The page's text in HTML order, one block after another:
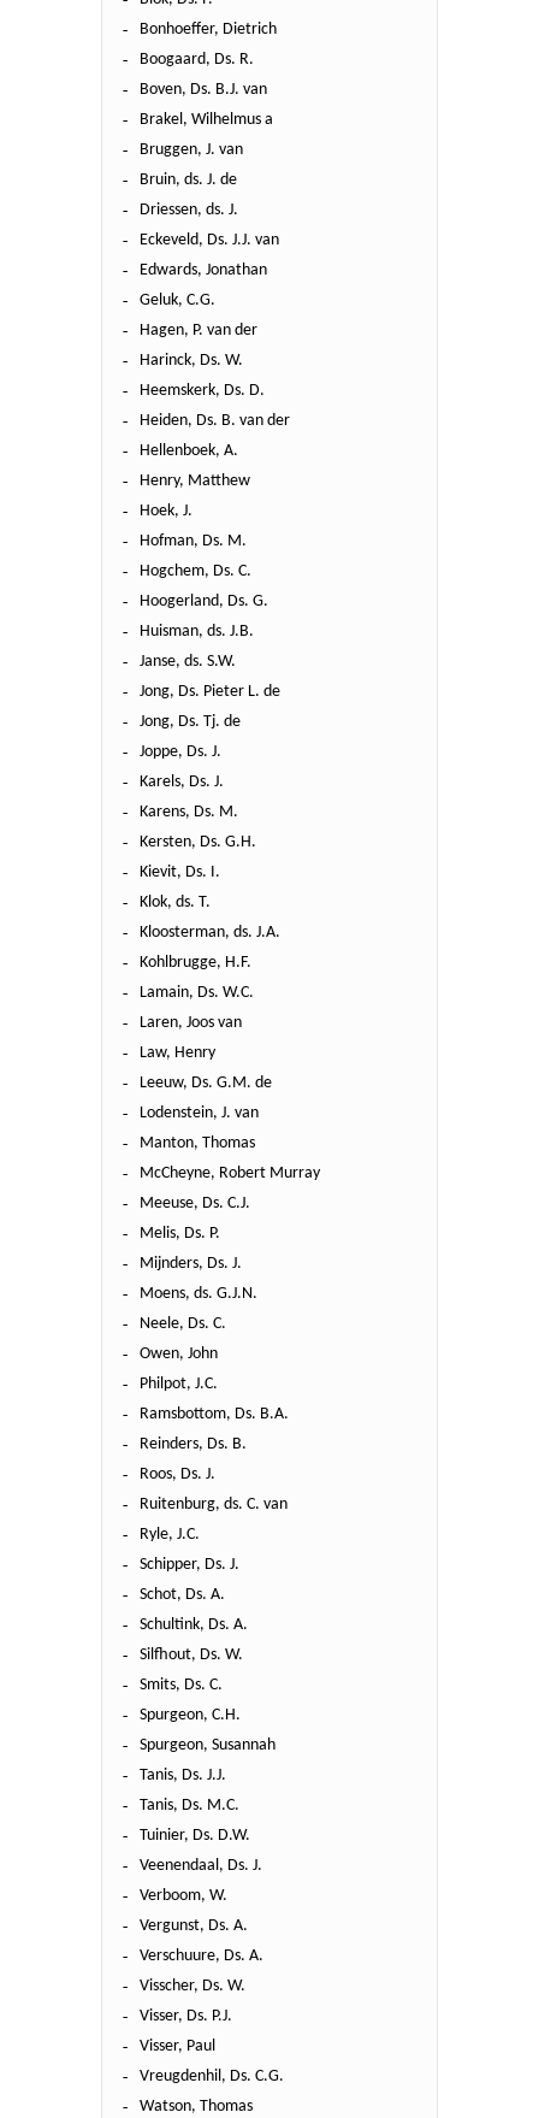
Bonhoeffer, Dietrich
Boogaard, Ds. R.
Boven, Ds. B.J. van
Brakel, Wilhelmus a
Bruggen, J. van
Bruin, ds. J. de
Driessen, ds. J.
Eckeveld, Ds. J.J. van
Edwards, Jonathan
Geluk, C.G.
Hagen, P. van der
Harinck, Ds. W.
Heemskerk, Ds. D.
Heiden, Ds. B. van der
Hellenboek, A.
Henry, Matthew
Hoek, J.
Hofman, Ds. M.
Hogchem, Ds. C.
Hoogerland, Ds. G.
Huisman, ds. J.B.
Janse, ds. S.W.
Jong, Ds. Pieter L. de
Jong, Ds. Tj. de
Joppe, Ds. J.
Karels, Ds. J.
Karens, Ds. M.
Kersten, Ds. G.H.
Kievit, Ds. I.
Klok, ds. T.
Kloosterman, ds. J.A.
Kohlbrugge, H.F.
Lamain, Ds. W.C.
Laren, Joos van
Law, Henry
Leeuw, Ds. G.M. de
Lodenstein, J. van
Manton, Thomas
McCheyne, Robert Murray
Meeuse, Ds. C.J.
Melis, Ds. P.
Mijnders, Ds. J.
Moens, ds. G.J.N.
Neele, Ds. C.
Owen, John
Philpot, J.C.
Ramsbottom, Ds. B.A.
Reinders, Ds. B.
Roos, Ds. J.
Ruitenburg, ds. C. van
Ryle, J.C.
Schipper, Ds. J.
Schot, Ds. A.
Schultink, Ds. A.
Silfhout, Ds. W.
Smits, Ds. C.
Spurgeon, C.H.
Spurgeon, Susannah
Tanis, Ds. J.J.
Tanis, Ds. M.C.
Tuinier, Ds. D.W.
Veenendaal, Ds. J.
Verboom, W.
Vergunst, Ds. A.
Verschuure, Ds. A.
Visscher, Ds. W.
Visser, Ds. P.J.
Visser, Paul
Vreugdenhil, Ds. C.G.
Watson, Thomas